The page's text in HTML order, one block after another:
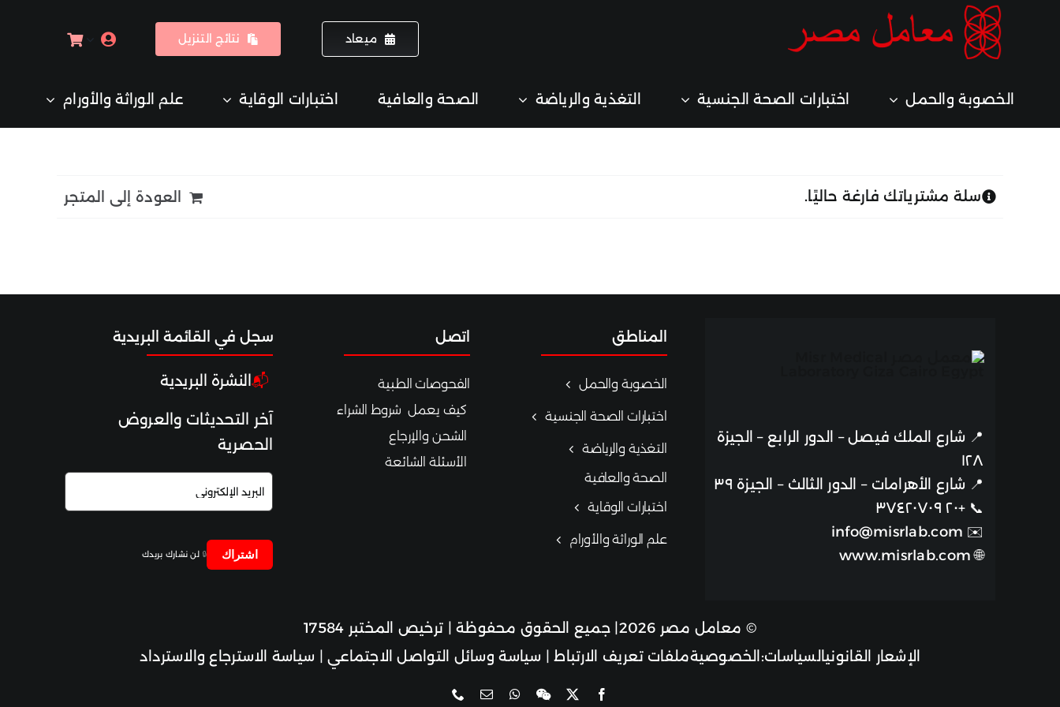
ميعاد نتائج التنزيل
الخصوبة والحمل اختبارات الصحة الجنسية التغذية والرياضة الصحة والعافية اختبارات الوقاية علم الوراثة والأورام
سلة مشترياتك فارغة حاليًا. العودة إلى المتجر
📍 شارع الملك فيصل – الدور الرابع – الجيزة
١٢٨
📍 شارع الأهرامات – الدور الثالث – الجيزة ٣٩
📞 +٢٠ ٣٧٤٢٠٧٠٩
✉️
info@misrlab.com
🌐
www.misrlab.com
المناطق
الخصوبة والحمل
اختبارات الصحة الجنسية
التغذية والرياضة
الصحة والعافية
اختبارات الوقاية
علم الوراثة والأورام
اتصل
الفحوصات الطبية
كيف يعمل شروط الشراء
الشحن والإرجاع
الأسئلة الشائعة
سجل في القائمة البريدية
📬 النشرة البريدية
آخر التحديثات والعروض
الحصرية
اشتراك 🔒 لن نشارك بريدك
© معامل مصر 2026| جميع الحقوق محفوظة | ترخيص المختبر 17584
الإشعار القانونيالسياسات: الخصوصيةملفات تعريف الارتباط| سياسة وسائل التواصل الاجتماعي| سياسة الاسترجاع والاسترداد